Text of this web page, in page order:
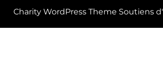
Charity WordPress Theme Soutiens